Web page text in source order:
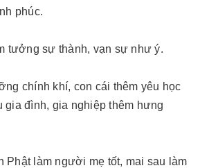
phúc.
tưởng sự thành, vạn sự như ý.
chính khí, con cái thêm yêu học
gia đình, gia nghiệp thêm hưng
Phật làm người mẹ tốt, mai sau làm